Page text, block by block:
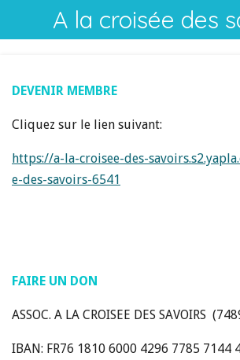
au
A la croisée des
DEVENIR MEMBRE
Cliquez sur le lien suivant:
https://a-la-croisee-des-
e-des-savoirs-6541
FAIRE UN DON
ASSOC. A LA CROISEE DES SAVOIRS (
IBAN: FR76 1810 6000 4296 7785 7144